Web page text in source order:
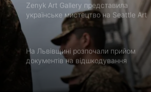
Zenyk Art Gallery представила
українське мистецтво на Seattle Art
Fair та налагодила медичне
партнерство з Вашингтоном
На Львівщині розпочали прийом
документів на відшкодування
вартості племінних нетелей